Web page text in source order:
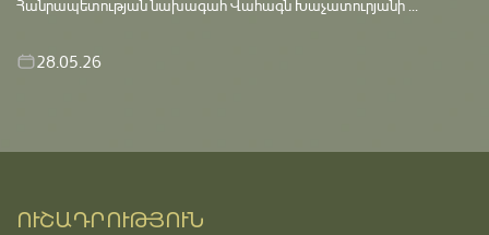
Հանրապետության նախագահ Վահագն Խաչատուրյանի ...
28.05.26
ՈՒՇԱԴՐՈՒԹՅՈՒՆ